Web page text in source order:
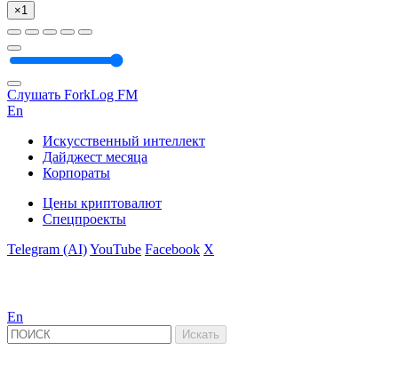
×1
Слушать ForkLog FM
En
Искусственный интеллект
Дайджест месяца
Корпораты
Цены криптовалют
Спецпроекты
Telegram (AI)YouTube Facebook X
En